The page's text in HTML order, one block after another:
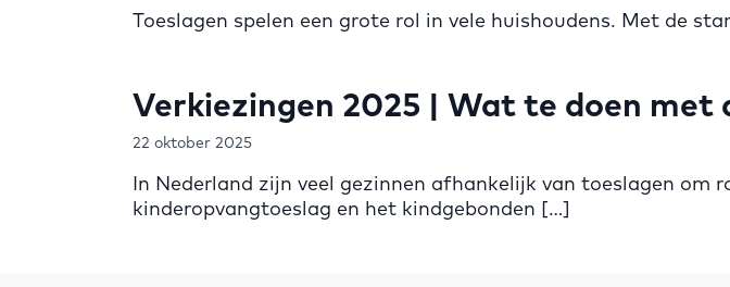
Toeslagen spelen een grote rol in vele huishoudens. Met de
Verkiezingen 2025 | Wat te doen met
22 oktober 2025
In Nederland zijn veel gezinnen afhankelijk van toeslagen om
kinderopvangtoeslag en het kindgebonden […]